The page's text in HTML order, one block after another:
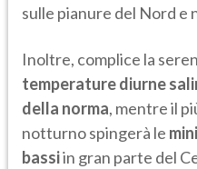
sulle pianure del Nord e
Inoltre, complice la
temperature diurne
della norma, mentre il
notturno spingerà le
bassiin gran parte del